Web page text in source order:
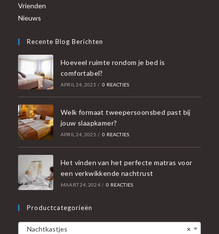
Vrienden
Nieuws
Recente Blog Berichten
Hoeveel ruimte rondom je bed is
comfortabel?
APRIL 24, 2025 / 0 REACTIES
Welk formaat tweepersoonsbed past bij
jouw slaapkamer?
APRIL 24, 2025 / 0 REACTIES
Het vinden van het perfecte matras voor
een verkwikkende nachtrust
MAART 24, 2024 / 0 REACTIES
Productcategorieën
×
Nachtkastjes